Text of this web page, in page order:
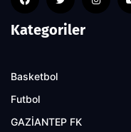
Kategoriler
Basketbol
Futbol
GAZİANTEP FK